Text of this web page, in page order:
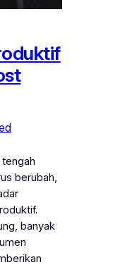
berubah,
banyak